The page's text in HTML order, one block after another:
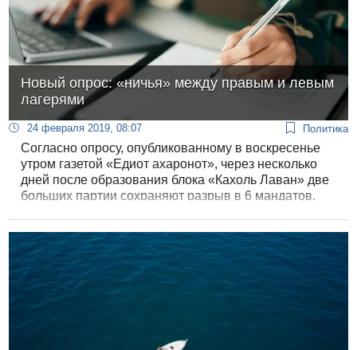
Новый опрос: «ничья» между правым и левым
лагерями
24 февраля 2019, 08:07 Политика
Согласно опросу, опубликованному в воскресенье
утром газетой «Едиот ахаронот», через несколько
дней после образования блока «Кахоль Лаван» две
больших партии сохраняют разрыв в 6 мандатов.